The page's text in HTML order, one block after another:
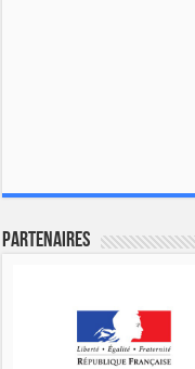
Partenaires